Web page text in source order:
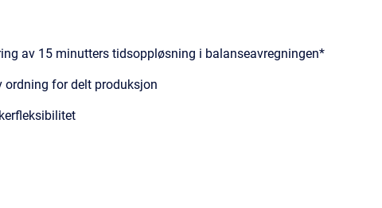
av 15 minutters tidsoppløsning i balanseavregningen*
ordning for delt produksjon